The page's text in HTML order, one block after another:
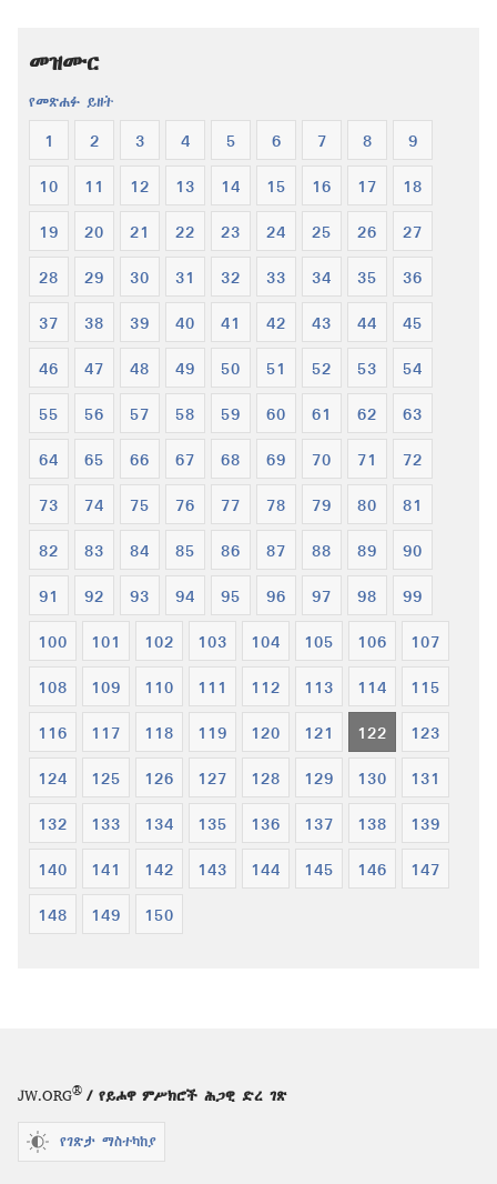
ዓለም
ትርጉም
ቅዱስ
ትርጉም
መጽሐፍ
መዝሙር
የመጽሐፉ ይዘት
1 2 3 4 5 6 7 8 9
10 11 12 13 14 15 16 17 18
19 20 21 22 23 24 25 26 27
28 29 30 31 32 33 34 35 36
37 38 39 40 41 42 43 44 45
46 47 48 49 50 51 52 53 54
55 56 57 58 59 60 61 62 63
64 65 66 67 68 69 70 71 72
73 74 75 76 77 78 79 80 81
82 83 84 85 86 87 88 89 90
91 92 93 94 95 96 97 98 99
100 101 102 103 104 105 106 107
108 109 110 111 112 113 114 115
116 117 118 119 120 121 122 123
124 125 126 127 128 129 130 131
132 133 134 135 136 137 138 139
140 141 142 143 144 145 146 147
148 149 150
JW.ORG® / የይሖዋ ምሥክሮች ሕጋዊ ድረ ገጽ
የገጽታ ማስተካከያ